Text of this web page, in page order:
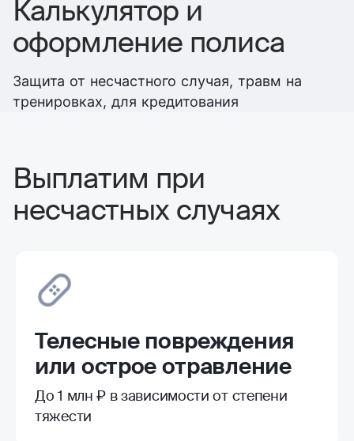
Калькулятор и
оформление полиса
Защита от несчастного случая, травм на
тренировках, для кредитования
Выплатим при
несчастных случаях
Телесные повреждения
или острое отравление
До 1 млн ₽ в зависимости от степени
тяжести